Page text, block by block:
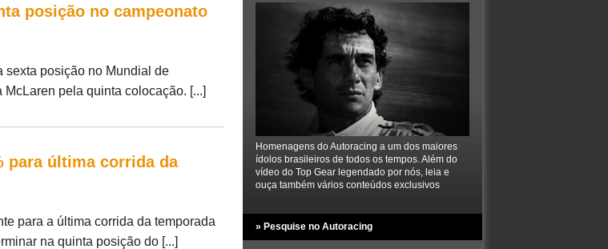
posição no campeonato
sexta posição no Mundial de
pela quinta colocação. [...]
para última corrida da
para a última corrida da temporada
na quinta posição do [...]
Homenagens do Autoracing a um dos maiores
ídolos brasileiros de todos os tempos. Além do
vídeo do Top Gear legendado por nós, leia e
ouça também vários conteúdos exclusivos
» Pesquise no Autoracing